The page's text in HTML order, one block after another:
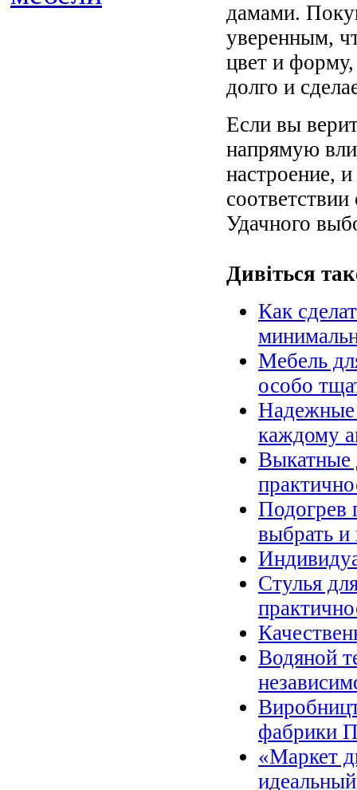
дамами.
уверенным,
цвет и форму,
долго и
Если вы
напрямую
настроение,
Удачного
Дивіться
Как
Мебель
особо
Надежные
каждому
Выкатные
Подогрев
выбрать и
Стулья
Водяной
фабрики
«Маркет